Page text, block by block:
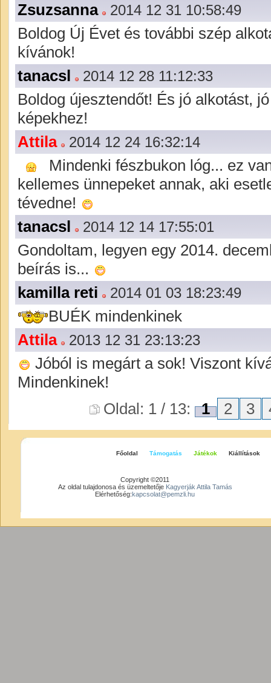
Zsuzsanna
2014 12 31 10:58:49
Boldog Új Évet és további szép
kívánok!
tanacsl
2014 12 28 11:12:33
Boldog újesztendőt! És jó alkotást, jó
képekhez!
Attila
2014 12 24 16:32:14
Mindenki fészbukon lóg... ez
kellemes ünnepeket annak, aki
tévedne!
tanacsl
2014 12 14 17:55:01
Gondoltam, legyen egy 2014.
beírás is...
kamilla reti
2014 01 03 18:23:49
BUÉK mindenkinek
Attila
2013 12 31 23:13:23
Jóból is megárt a sok! Viszont
Mindenkinek!
Oldal: 1 / 13:
1 2 3
Főoldal Támogatás Játékok Kiállítások
Copyright ©2011
Az oldal tulajdonosa és üzemeltetője Kagyerják Attila Tamás
Elérhetőség:kapcsolat@pemzli.hu